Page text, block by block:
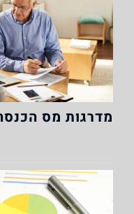
מדרגות מס הכנסה